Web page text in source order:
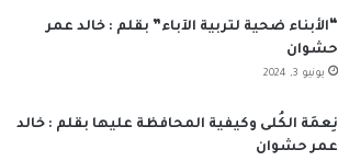
“الأبناء ضحية لتربية الآباء” بقلم : خالد عمر
حشوان
يونيو 3, 2024
نِعمَة الكُلى وكيفية المحافظة عليها بقلم : خالد
عمر حشوان